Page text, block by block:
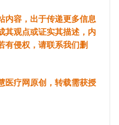
内容，出于传递更多信息
其观点或证实其描述，内
有侵权，请联系我们删
医疗网原创，转载需获授